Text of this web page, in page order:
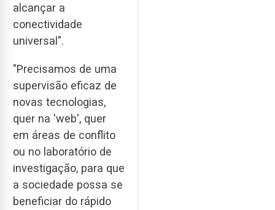
alcançar a
conectividade
universal".
"Precisamos de uma
supervisão eficaz de
novas tecnologias,
quer na 'web', quer
em áreas de conflito
ou no laboratório de
investigação, para que
a sociedade possa se
beneficiar do rápido